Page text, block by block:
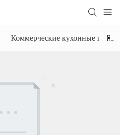
Коммерческие кухонные